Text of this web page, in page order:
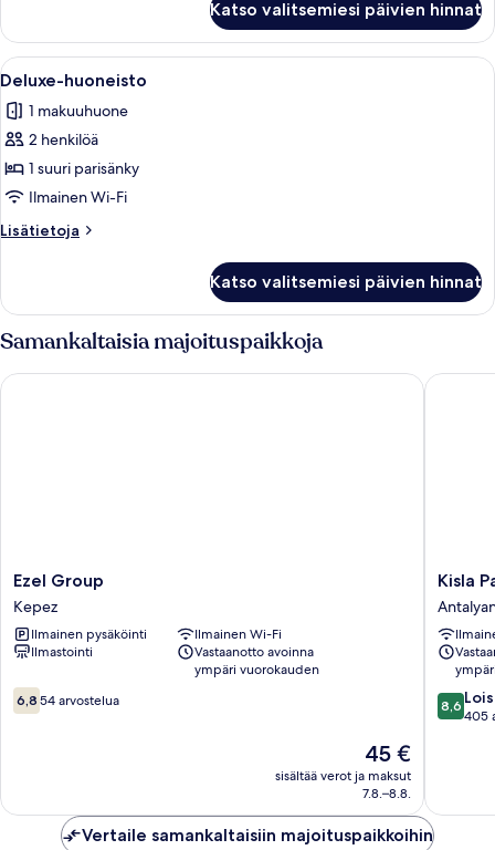
Katso valitsemiesi päivien hinnat
Avaa
kaikki
huonetyypin
Deluxe-
huoneisto
kuvat
Olohuoneessa on sohva, punaiset
8
Deluxe-huoneisto
1 makuuhuone
2 henkilöä
1 suuri parisänky
Ilmainen Wi-Fi
Lisätietoja
Lisätietoja
Katso valitsemiesi päivien hinnat
Samankaltaisia majoituspaikkoja
Ezel
Group
Kepez
Ezel Group
Kepez
Ilmainen pysäköinti
Ilmainen Wi-Fi
Ilmastointi
Vastaanotto avoinna
ympäri vuorokauden
6.8
kautta
6,8 54 arvostelua
Hinta
45 €
45 €
sisältää verot ja maksut
7.8.–8.8.
Ezel Group
Kisla
Antalyan
keskusta
Kisla
8.6
kautta
8,6
405
Kisla
Vertaile samankaltaisiin majoituspaikkoihin